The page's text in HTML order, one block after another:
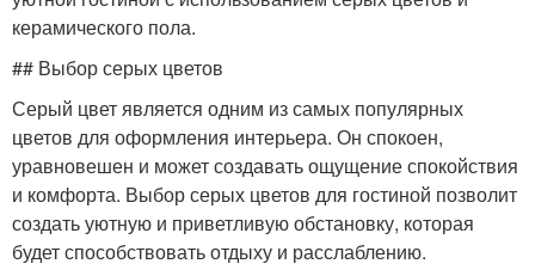
керамического пола.
## Выбор серых цветов
Серый цвет является одним из самых популярных
цветов для оформления интерьера. Он спокоен,
уравновешен и может создавать ощущение спокойствия
и комфорта. Выбор серых цветов для гостиной позволит
создать уютную и приветливую обстановку, которая
будет способствовать отдыху и расслаблению.